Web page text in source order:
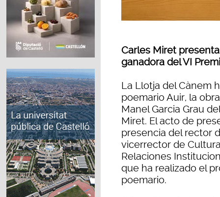
Carles Miret
ganadora del VI
La Llotja del Cànem
poemario Auir, la
Manel Garcia Grau
Miret. El acto de
presencia del rector
vicerrector de
Relaciones
que ha realizado el
poemario.